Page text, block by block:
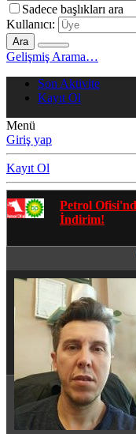
Sadece başlıkları ara
Kullanıcı:
Ara
Gelişmiş Arama…
Son Aktivite
Kayıt Ol
Menü
Giriş yap
Kayıt Ol
Gezenbilir
Tıklayın
Ana
Katılım